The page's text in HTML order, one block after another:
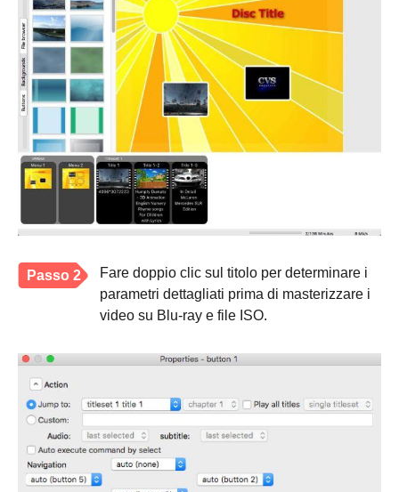
Passo 2
Fare doppio clic sul titolo per determinare i
parametri dettagliati prima di masterizzare i
video su Blu-ray e file ISO.